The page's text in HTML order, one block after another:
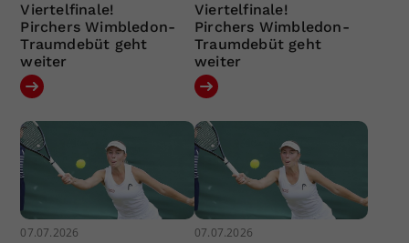
Viertelfinale!
Pirchers Wimbledon-
Traumdebüt geht
weiter
Viertelfinale!
Pirchers Wimbledon-
Traumdebüt geht
weiter
07.07.2026 07.07.2026